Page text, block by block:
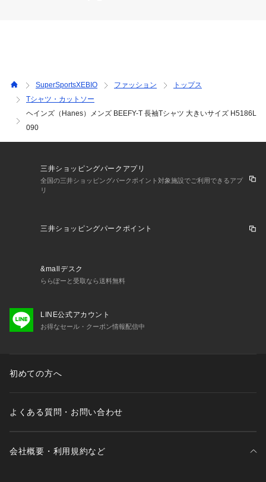
※弊社独自の採寸・計量方法により計測を行っておりますた
め、多少の誤差が生じる場合がございます。
※一部商品において弊社カラー表記がメーカーカラー表記と異
なる場合がございます。
掲載の価格・製品のパッケージ・デザイン・仕様について、予
告なく変更することがあります。あらかじめご了承ください。
ヘインズ Hanes スーパースポーツゼビオ ゼビオ Super Sport
り ゼビオおすすめ カジュアルウェア カジュアル トップス Tシ
SuperSportsXEBIO ファッション
トップス
Tシャツ・カットソー
ヘインズ（Hanes）メンズ BEEFY-T 長袖Tシャツ 大きいサイズ H5186L
090
三井ショッピングパークアプリ
全国の三井ショッピングパークポイント対象施設でご利用できるアプ
リ
三井ショッピングパークポイント
&mallデスク
ららぽーと受取なら送料無料
LINE公式アカウント
お得なセール・クーポン情報配信中
初めての方へ
よくある質問・お問い合わせ
会社概要・利用規約など